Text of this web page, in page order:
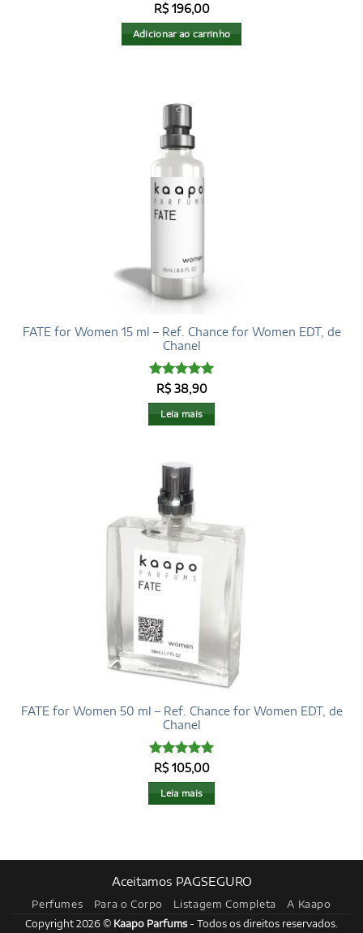
Avaliação5
de 5
R$196,00
Adicionar ao carrinho
FATE for Women 15 ml – Ref. Chance for Women EDT, de
Chanel
Avaliação5
de 5
R$38,90
Leia mais
FATE for Women 50 ml – Ref. Chance for Women EDT, de
Chanel
Avaliação5
de 5
R$105,00
Leia mais
Aceitamos PAGSEGURO
Perfumes Para o Corpo Listagem Completa A Kaapo
Copyright 2026 © Kaapo Parfums- Todos os direitos reservados.